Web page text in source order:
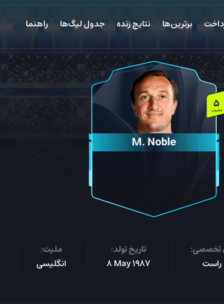
برترین‌ها نتایج زنده جدول لیگ‌ها راهنما
M. Noble
5
میلیون
تخصصی:
راست
تاریخ تولد:
8 May 1987
ملیت:
انگلیسی